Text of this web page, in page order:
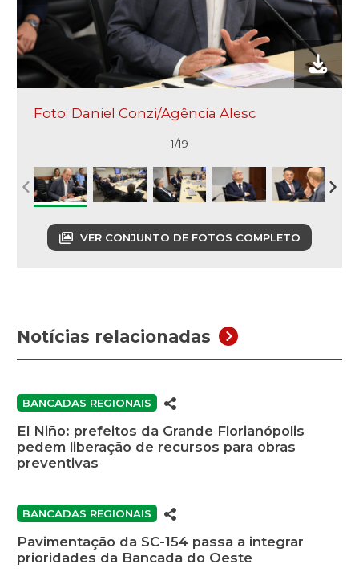
Foto: Daniel Conzi/Agência Alesc
1/19
VER CONJUNTO DE FOTOS COMPLETO
Notícias relacionadas
BANCADAS REGIONAIS
El Niño: prefeitos da Grande Florianópolis
pedem liberação de recursos para obras
preventivas
BANCADAS REGIONAIS
Pavimentação da SC-154 passa a integrar
prioridades da Bancada do Oeste